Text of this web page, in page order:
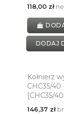
118,00 zł
DODAJ
Kołnierz
CHC35/40
[CHC35/
146,37 zł